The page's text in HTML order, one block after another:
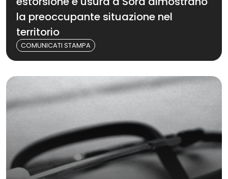
la preoccupante situazione nel
territorio
COMUNICATI STAMPA